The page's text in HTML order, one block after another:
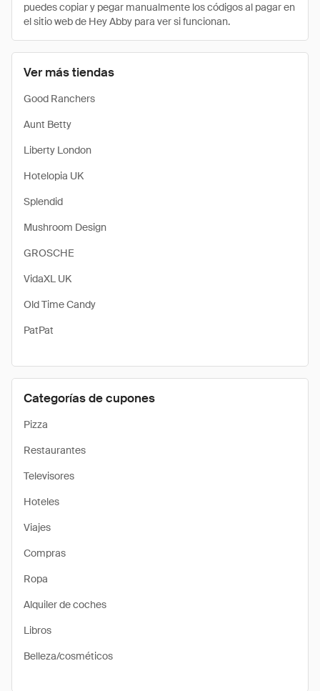
Ver más tiendas
Good Ranchers
Aunt Betty
Liberty London
Hotelopia UK
Splendid
Mushroom Design
GROSCHE
VidaXL UK
Old Time Candy
PatPat
Categorías de cupones
Pizza
Restaurantes
Televisores
Hoteles
Viajes
Compras
Ropa
Alquiler de coches
Libros
Belleza/cosméticos
puedes copiar y pegar manualmente los códigos al pagar en
el sitio web de Hey Abby para ver si funcionan.